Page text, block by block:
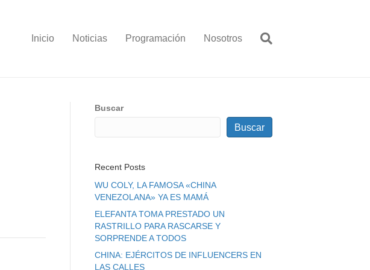
Inicio Noticias Programación Nosotros
Buscar
Buscar
Recent Posts
WU COLY, LA FAMOSA «CHINA
VENEZOLANA» YA ES MAMÁ
ELEFANTA TOMA PRESTADO UN
RASTRILLO PARA RASCARSE Y
SORPRENDE A TODOS
CHINA: EJÉRCITOS DE INFLUENCERS EN
LAS CALLES